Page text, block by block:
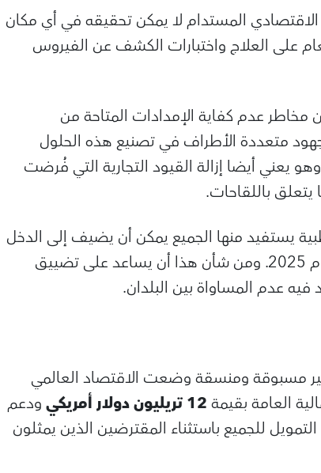
المستدام لا يمكن تحقيقه في أي مكان
على العلاج واختبارات الكشف عن الفيروس
مخاطر عدم كفاية الإمدادات المتاحة من
متعددة الأطراف في تصنيع هذه الحلول
يعني أيضا إزالة القيود التجارية التي فُرضت
باللقاحات.
يستفيد منها الجميع يمكن أن يضيف إلى الدخل
مع حلول عام 2025. ومن شأن هذا أن يساعد على تضييق
عدم المساواة بين البلدان.
غير مسبوقة ومنسقة وضعت الاقتصاد العالمي
العامة بقيمة12 تريليون دولار أمريكي
ودعم
للجميع باستثناء المقترضين الذين يمثلون